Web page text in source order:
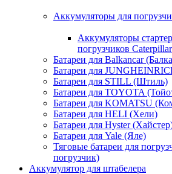
Аккумуляторы для
Аккумуляторы
погрузчиков Caterpillar
Батареи для Balkancar
Батареи для
Батареи для STILL (Штиль)
Батареи для TOYOTA
Батареи для KOMATSU
Батареи для HELI (Хели)
Батареи для Hyster
Батареи для Yale (Яле)
Тяговые батареи для
погрузчик)
Аккумулятор для штабелера